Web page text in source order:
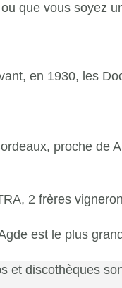
que vous soyez
en 1930, les
proche de
2 frères
est le plus
et discothèques